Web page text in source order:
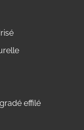
effilé